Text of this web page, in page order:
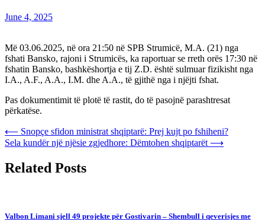
June 4, 2025
Më 03.06.2025, në ora 21:50 në SPB Strumicë, M.A. (21) nga
fshati Bansko, rajoni i Strumicës, ka raportuar se rreth orës 17:30 në
fshatin Bansko, bashkëshortja e tij Z.D. është sulmuar fizikisht nga
I.A., A.F., A.A., I.M. dhe A.A., të gjithë nga i njëjti fshat.
Pas dokumentimit të plotë të rastit, do të pasojnë parashtresat
përkatëse.
Post
navigation
⟵ Snopçe sfidon ministrat shqiptarë: Prej kujt po fshiheni?
Sela kundër një njësie zgjedhore: Dëmtohen shqiptarët ⟶
Related Posts
Valbon Limani sjell 49 projekte për Gostivarin – Shembull i qeverisjes me